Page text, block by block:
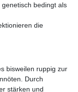
bedingt als
die
bisweilen ruppig zur
Durch
stärken und